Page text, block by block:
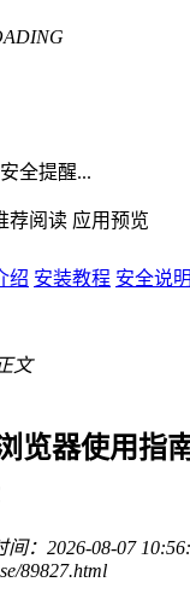
全提醒...
荐阅读 应用预览
绍 安装教程 安全说明
文
览器使用指
间：2026-08-07
89827.html